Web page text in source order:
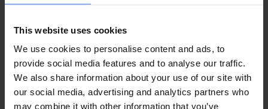
This website uses cookies
We use cookies to personalise content and ads, to
provide social media features and to analyse our traffic.
We also share information about your use of our site with
our social media, advertising and analytics partners who
may combine it with other information that you’ve
Lorem Ipsum is
simply dummy text